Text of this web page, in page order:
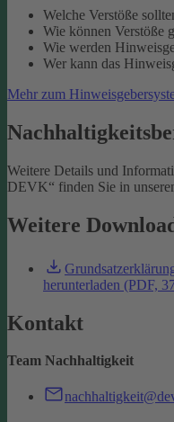
Welche Verstöße
Wie können Verstöße
Wie werden
Wer kann das
Mehr zum
Weitere Details und
DEVK“ finden Sie in
Weitere
herunterladen (PDF,
Kontakt
Team Nachhaltigkeit